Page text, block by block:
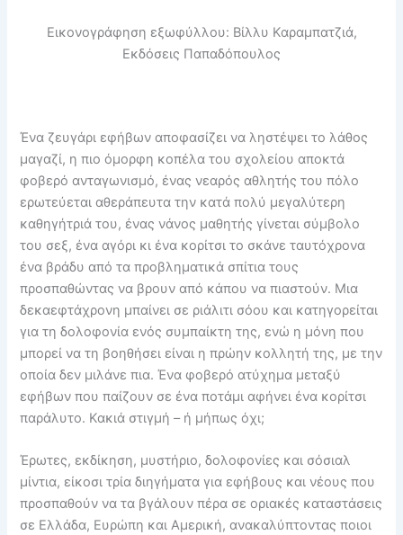
Εικονογράφηση εξωφύλλου: Βίλλυ Καραμπατζιά,
Εκδόσεις Παπαδόπουλος
Ένα ζευγάρι εφήβων αποφασίζει να ληστέψει το λάθος
μαγαζί, η πιο όμορφη κοπέλα του σχολείου αποκτά
φοβερό ανταγωνισμό, ένας νεαρός αθλητής του πόλο
ερωτεύεται αθεράπευτα την κατά πολύ μεγαλύτερη
καθηγήτριά του, ένας νάνος μαθητής γίνεται σύμβολο
του σεξ, ένα αγόρι κι ένα κορίτσι το σκάνε ταυτόχρονα
ένα βράδυ από τα προβληματικά σπίτια τους
προσπαθώντας να βρουν από κάπου να πιαστούν. Μια
δεκαεφτάχρονη μπαίνει σε ριάλιτι σόου και κατηγορείται
για τη δολοφονία ενός συμπαίκτη της, ενώ η μόνη που
μπορεί να τη βοηθήσει είναι η πρώην κολλητή της, με την
οποία δεν μιλάνε πια. Ένα φοβερό ατύχημα μεταξύ
εφήβων που παίζουν σε ένα ποτάμι αφήνει ένα κορίτσι
παράλυτο. Κακιά στιγμή – ή μήπως όχι;
Έρωτες, εκδίκηση, μυστήριο, δολοφονίες και σόσιαλ
μίντια, είκοσι τρία διηγήματα για εφήβους και νέους που
προσπαθούν να τα βγάλουν πέρα σε οριακές καταστάσεις
σε Ελλάδα, Ευρώπη και Αμερική, ανακαλύπτοντας ποιοι